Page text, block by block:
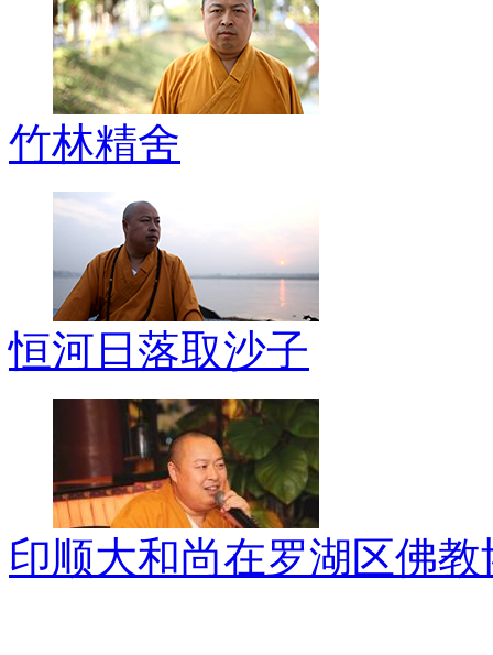
竹林精舍
恒河日落取沙子
印顺大和尚在罗湖区佛